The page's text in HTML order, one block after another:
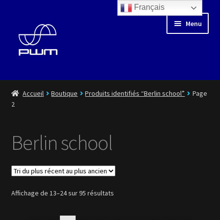
navigation
contenu
Menu
Blog
Floating Days
Boutique
Médiathèque
Artistes
Accueil Boutique Produits identifiés “Berlin school”
Page
2
Berlin school
Affichage de 13–24 sur 95 résultatsTrié
Français